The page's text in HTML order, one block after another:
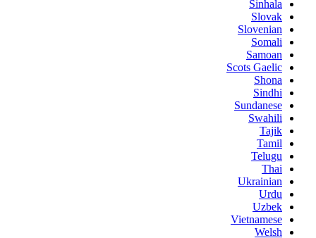
Sinhala
Slovak
Slovenian
Somali
Samoan
Scots Gaelic
Shona
Sindhi
Sundanese
Swahili
Tajik
Tamil
Telugu
Thai
Ukrainian
Urdu
Uzbek
Vietnamese
Welsh